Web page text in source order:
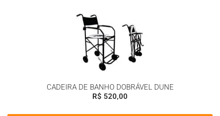
CADEIRA DE BANHO DOBRÁVEL DUNE
R$ 520,00